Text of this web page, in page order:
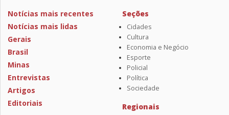
Notícias mais recentes
Notícias mais lidas
Gerais
Brasil
Minas
Entrevistas
Artigos
Editoriais
Seções
Cidades
Cultura
Economia e Negócio
Esporte
Policial
Política
Sociedade
Regionais